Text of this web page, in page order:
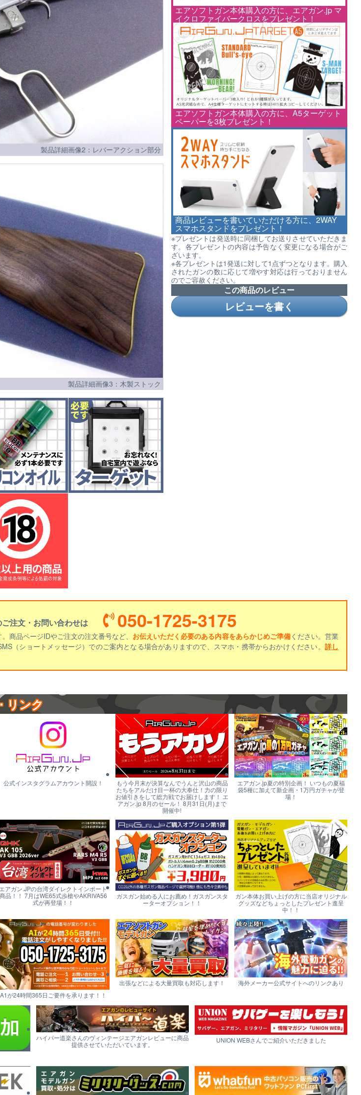
エアソフトガン本体購入の方に、エアガン.jp マ
イクロファイバークロスをプレゼント！
エアソフトガン本体購入の方に、A5ターゲット
ペーパーを3枚プレゼント！
商品レビューを書いていただける方に、2WAY
スマホスタンドをプレゼント！
※プレゼントは発送時に同梱してお送りさせていただきま
す。各プレゼントの内容は予告なく変更になる場合がご
ざいます。
※各プレゼントは1発送に対して1点ずつとなります。購入
されたガンの数に応じて増やす対応は行っておりません
のでご容赦ください。
この商品のレビュー
レビューを書く
製品詳細画像2：レバーアクション部分
製品詳細画像3：木製ストック
注文・お問い合わせは 050-1725-3175
商品ページIDやご注文の注文番号など、 お伝えいただく必要のある内容をあらかじめご準備ください。営業
（ショートメッセージ）でのご案内となる場合がありますので、スマホ・携帯からおかけください。 詳し
リンク
公式インスタグラムアカウント開設！
もう今月末が決算なんでうんと沢山の商品
たちをアルだけ目一杯の大奉仕！力の限り
お値引きをして総力戦でお届けします！ エ
アガン.jp 8月のセール！ 8月31日(月)まで
開催中!
エアガン.jp夏の特別企画！ いつもの夏福
袋5種に加えて新企画・1万円ガチャが登
場！
エアガン.JPの台湾ダイレクトインポート
商品！！ 7月はWE65式歩槍やAKRIVA56
式が再登場！！
ガスガン始める人にお薦め！ガスガンスタ
ーターオプション！！
ガン本体お買い上げの方に当店オリジナル
グッズなどちょっとしたプレゼント進呈
中！！
A1が24時間365日ご要件を承ります！！
出張などによる大量買取も対応します！ 海外メーカー公式サイトへのリンクあり
ハイパー道楽さんのヴィンテージエアガンレビューに商品
提供させていただいています。
UNION WEBさんでご紹介いただきました